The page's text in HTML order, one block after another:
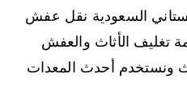
السعودية نقل عفش
تغليف الأثاث والعفش
ونستخدم أحدث المعدات